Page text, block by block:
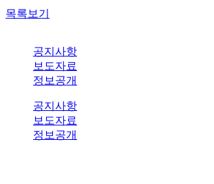
목록보기
공지사항
보도자료
정보공개
공지사항
보도자료
정보공개